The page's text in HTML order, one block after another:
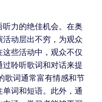
力的绝佳机会。在奥
动层出不穷，为观众
些活动中，观众不仅
聆听歌词和对话来提
歌词通常富有情感和节
词和短语。此外，通